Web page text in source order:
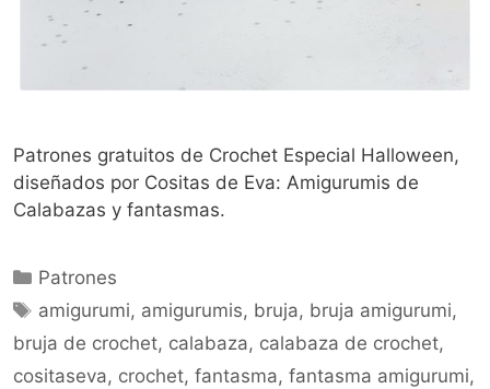
Patrones gratuitos de Crochet Especial Halloween,
diseñados por Cositas de Eva: Amigurumis de
Calabazas y fantasmas.
Patrones
amigurumi, amigurumis, bruja, bruja amigurumi,
bruja de crochet, calabaza, calabaza de crochet,
cositaseva, crochet, fantasma, fantasma amigurumi,